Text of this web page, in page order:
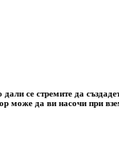
се стремите да
може да ви насочи при